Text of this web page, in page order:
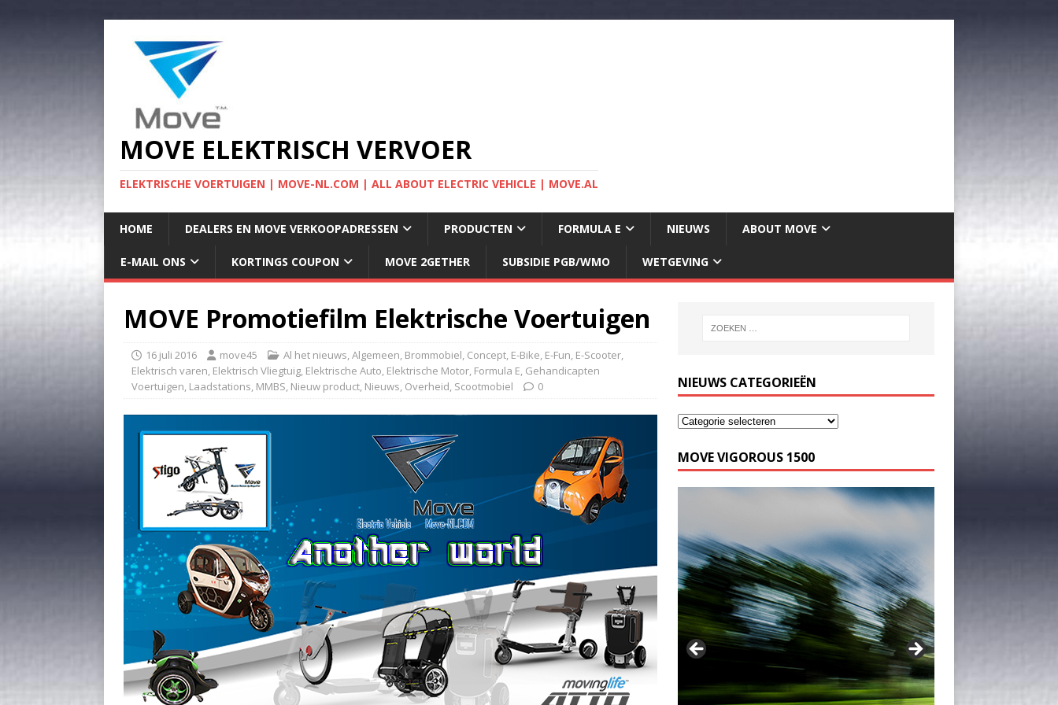
MOVE ELEKTRISCH VERVOER
ELEKTRISCHE VOERTUIGEN | MOVE-NL.COM | ALL ABOUT ELECTRIC VEHICLE | MOVE.AL
HOME DEALERS EN MOVE VERKOOPADRESSEN PRODUCTEN FORMULA E NIEUWS ABOUT MOVE
E-MAIL ONS KORTINGS COUPON MOVE 2GETHER SUBSIDIE PGB/WMO WETGEVING
MOVE Promotiefilm Elektrische Voertuigen
16 juli 2016 move45 Al het nieuws,Algemeen, Brommobiel, Concept, E-Bike, E-Fun, E-Scooter,
Elektrisch varen, Elektrisch Vliegtuig, Elektrische Auto, Elektrische Motor, Formula E, Gehandicapten
Voertuigen, Laadstations, MMBS, Nieuw product, Nieuws, Overheid, Scootmobiel 0 NIEUWS CATEGORIEËN
MOVE VIGOROUS 1500